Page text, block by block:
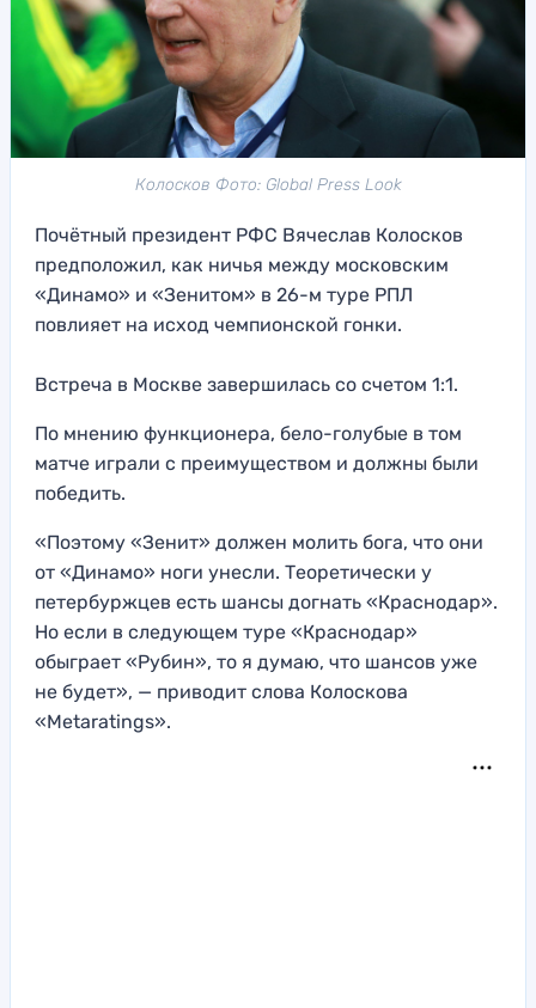
Колосков Фото: Global Press Look
Почётный президент РФС Вячеслав Колосков
предположил, как ничья между московским
«Динамо» и «Зенитом» в 26-м туре РПЛ
повлияет на исход чемпионской гонки.
Встреча в Москве завершилась со счетом 1:1.
По мнению функционера, бело-голубые в том
матче играли с преимуществом и должны были
победить.
«Поэтому «Зенит» должен молить бога, что они
от «Динамо» ноги унесли. Теоретически у
петербуржцев есть шансы догнать «Краснодар».
Но если в следующем туре «Краснодар»
обыграет «Рубин», то я думаю, что шансов уже
не будет», — приводит слова Колоскова
«Metaratings».